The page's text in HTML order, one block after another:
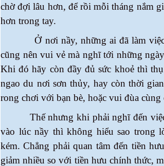
chờ đợi lâu hơn, để rồi mỗi tháng nắm
hơn trong tay.
Ở nơi nầy, những ai đã làm việc
cũng nên vui vẻ mà nghĩ tới những
Khi đó hãy còn đầy đủ sức khoẻ thì
ngao du nơi sơn thủy, hay còn thời
rong chơi với bạn bè, hoặc vui đùa cùng
Thế nhưng khi phải nghĩ đến việc
vào lúc nầy thì không hiểu sao trong
kém. Chẳng phải quan tâm đến tiền
giảm nhiều so với tiền hưu chính thức,